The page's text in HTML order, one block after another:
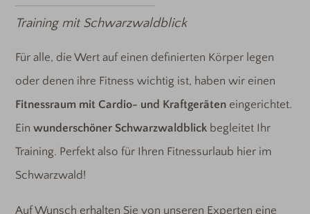
Training mit Schwarzwaldblick
Für alle, die Wert auf einen definierten Körper legen
oder denen ihre Fitness wichtig ist, haben wir einen
Fitnessraum mit Cardio- und Kraftgeräteneingerichtet.
Ein wunderschöner Schwarzwaldblickbegleitet Ihr
Training. Perfekt also für Ihren Fitnessurlaub hier im
Schwarzwald!
Auf Wunsch erhalten Sie von unseren Experten eine